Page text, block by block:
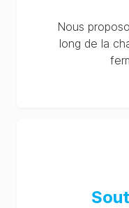
Nous
long de la